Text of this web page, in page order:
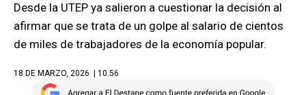
Desde la UTEP ya salieron a cuestionar la decisión al
afirmar que se trata de un golpe al salario de cientos
de miles de trabajadores de la economía popular.
18 DE MARZO, 2026 | 10.56